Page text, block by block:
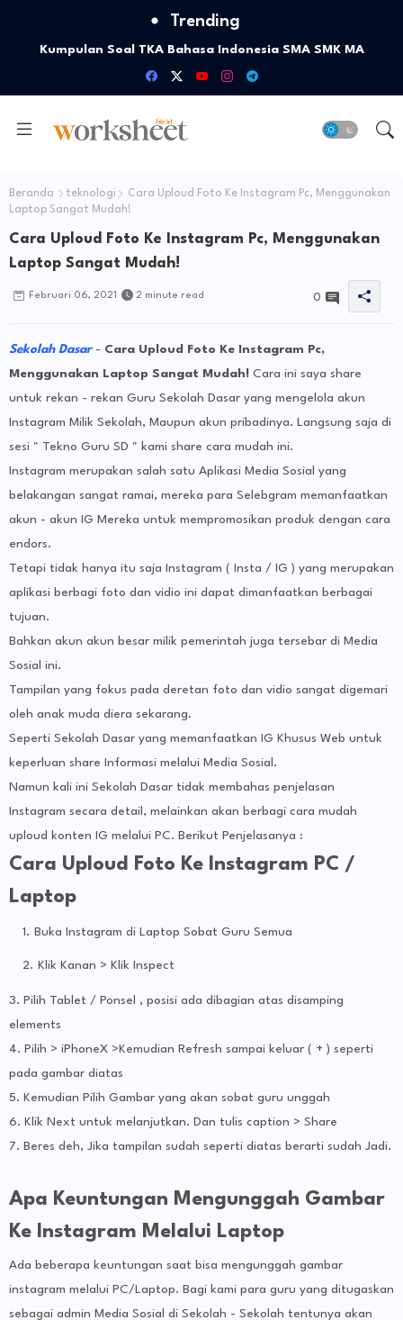
Trending
Kumpulan Soal TKA Bahasa Indonesia SMA SMK MA
Soal dan Pembahasan TKA Bahasa Inggris SMA SMK dan MA
Beranda teknologi
Cara Uploud Foto Ke Instagram Pc, Menggunakan
Laptop Sangat Mudah!
Cara Uploud Foto Ke Instagram Pc, Menggunakan
Laptop Sangat Mudah!
Februari 06, 2021 2 minute read 0
Sekolah Dasar- Cara Uploud Foto Ke Instagram Pc,
Menggunakan Laptop Sangat Mudah! Cara ini saya share
untuk rekan - rekan Guru Sekolah Dasar yang mengelola akun
Instagram Milik Sekolah, Maupun akun pribadinya. Langsung saja di
sesi " Tekno Guru SD " kami share cara mudah ini.
Instagram merupakan salah satu Aplikasi Media Sosial yang
belakangan sangat ramai, mereka para Selebgram memanfaatkan
akun - akun IG Mereka untuk mempromosikan produk dengan cara
endors.
Tetapi tidak hanya itu saja Instagram ( Insta / IG ) yang merupakan
aplikasi berbagi foto dan vidio ini dapat dimanfaatkan berbagai
tujuan.
Bahkan akun akun besar milik pemerintah juga tersebar di Media
Sosial ini.
Tampilan yang fokus pada deretan foto dan vidio sangat digemari
oleh anak muda diera sekarang.
Seperti Sekolah Dasar yang memanfaatkan IG Khusus Web untuk
keperluan share Informasi melalui Media Sosial.
Namun kali ini Sekolah Dasar tidak membahas penjelasan
Instagram secara detail, melainkan akan berbagi cara mudah
uploud konten IG melalui PC. Berikut Penjelasanya :
Cara Uploud Foto Ke Instagram PC /
Laptop
Buka Instagram di Laptop Sobat Guru Semua
Klik Kanan > Klik Inspect
3. Pilih Tablet / Ponsel , posisi ada dibagian atas disamping
elements
4. Pilih > iPhoneX >Kemudian Refresh sampai keluar ( + ) seperti
pada gambar diatas
5. Kemudian Pilih Gambar yang akan sobat guru unggah
6. Klik Next untuk melanjutkan. Dan tulis caption > Share
7. Beres deh, Jika tampilan sudah seperti diatas berarti sudah Jadi.
Apa Keuntungan Mengunggah Gambar
Ke Instagram Melalui Laptop
Ada beberapa keuntungan saat bisa mengunggah gambar
instagram melalui PC/Laptop. Bagi kami para guru yang ditugaskan
sebagai admin Media Sosial di Sekolah - Sekolah tentunya akan